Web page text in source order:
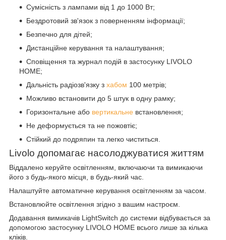
Сумісність з лампами від 1 до 1000 Вт;
Бездротовий зв'язок з поверненням інформації;
Безпечно для дітей;
Дистанційне керування та налаштування;
Сповіщення та журнал подій в застосунку LIVOLO
HOME;
Дальність радіозв'язку з хабом 100 метрів;
Можливо встановити до 5 штук в одну рамку;
Горизонтальне або вертикальне встановлення;
Не деформується та не пожовтіє;
Стійкий до подряпин та легко чиститься.
Livolo допомагає насолоджуватися життям
Віддалено керуйте освітленням, включаючи та вимикаючи
його з будь-якого місця, в будь-який час.
Налаштуйте автоматичне керування освітленням за часом.
Встановлюйте освітлення згідно з вашим настроєм.
Додавання вимикачів LightSwitch до системи відбувається за
допомогою застосунку LIVOLO HOME всього лише за кілька
кліків.